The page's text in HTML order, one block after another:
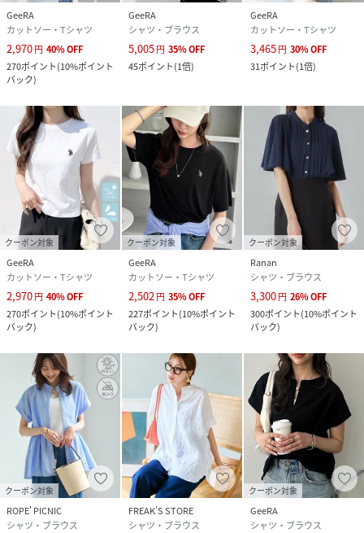
GeeRA
カットソー・Tシャツ
2,970円 40%OFF
270ポイント(10%ポイント
バック)
GeeRA
シャツ・ブラウス
5,005円 35%OFF
45ポイント(1倍)
GeeRA
カットソー・Tシャツ
3,465円 30%OFF
31ポイント(1倍)
クーポン対象
GeeRA
カットソー・Tシャツ
2,970円 40%OFF
270ポイント(10%ポイント
バック)
クーポン対象
GeeRA
カットソー・Tシャツ
2,502円 35%OFF
227ポイント(10%ポイント
バック)
クーポン対象
Ranan
シャツ・ブラウス
3,300円 26%OFF
300ポイント(10%ポイント
バック)
クーポン対象
ROPE' PICNIC
シャツ・ブラウス
FREAK’S STORE
シャツ・ブラウス
クーポン対象
GeeRA
シャツ・ブラウス